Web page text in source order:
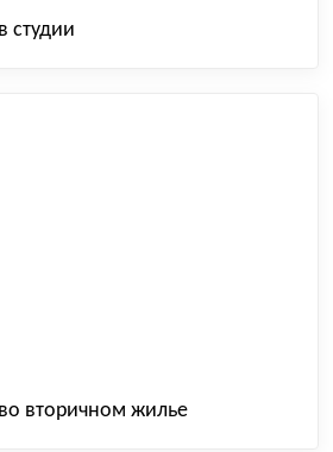
студии
вторичном жилье